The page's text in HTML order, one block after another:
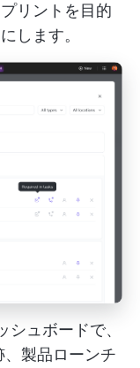
リントを目的
します。
ュボードで、
製品ローンチ